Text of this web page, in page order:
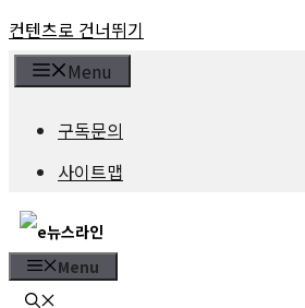
컨텐츠로 건너뛰기
Menu
구독문의
사이트맵
Menu